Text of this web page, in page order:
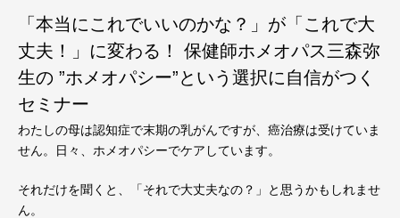
「本当にこれでいいのかな？」が「これで大
丈夫！」に変わる！ 保健師ホメオパス三森弥
生の ”ホメオパシー”という選択に自信がつく
セミナー
わたしの母は認知症で末期の乳がんですが、癌治療は受けていま
せん。日々、ホメオパシーでケアしています。
それだけを聞くと、「それで大丈夫なの？」と思うかもしれませ
ん。